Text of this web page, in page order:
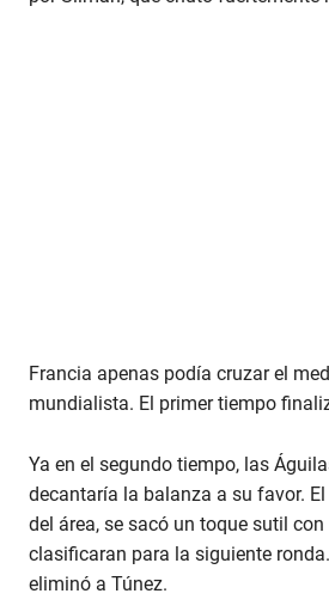
Francia apenas podía cruzar el
mundialista. El primer tiempo
Ya en el segundo tiempo, las
decantaría la balanza a su favor.
del área, se sacó un toque sutil
clasificaran para la siguiente
eliminó a Túnez.